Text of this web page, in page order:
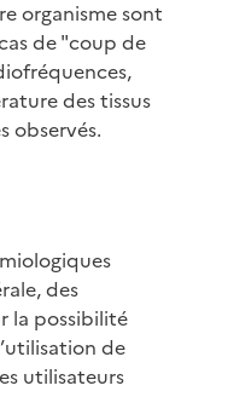
organisme sont
de "coup de
des tissus
observés.
des
la possibilité
de
utilisateurs